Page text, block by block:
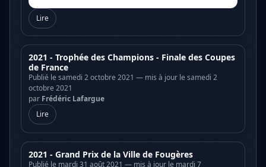
Lire
2021 - Trophée des Champions - Finale des Coupes
de France
Publié le samedi 2 octobre 2021 — mis à jour le samedi 2
octobre 2021
par Frédéric Lafargue
Lire
2021 - Grand Prix de la Ville de Fougères
Publié le mardi 31 août 2021 — mis à jour le mardi 7